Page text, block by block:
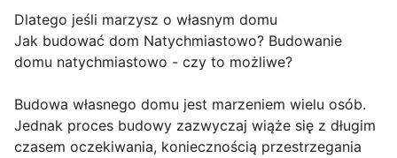
Dlatego jeśli marzysz o własnym domu
Jak budować dom Natychmiastowo? Budowanie
domu natychmiastowo - czy to możliwe?
Budowa własnego domu jest marzeniem wielu osób.
Jednak proces budowy zazwyczaj wiąże się z długim
czasem oczekiwania, koniecznością przestrzegania